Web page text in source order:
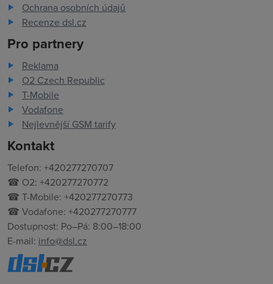
Ochrana osobních údajů
Recenze dsl.cz
Pro partnery
Reklama
O2 Czech Republic
T-Mobile
Vodafone
Nejlevnější GSM tarify
Kontakt
Telefon: +420277270707
☎ O2: +420277270772
☎ T-Mobile: +420277270773
☎ Vodafone: +420277270777
Dostupnost: Po–Pá: 8:00–18:00
E-mail: info@dsl.cz